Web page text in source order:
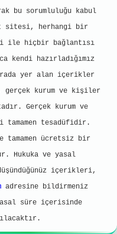
bu sorumluluğu kabul
sitesi, herhangi bir
ile hiçbir bağlantısı
kendi hazırladığımız
yer alan içerikler
gerçek kurum ve kişiler
Gerçek kurum ve
tesadüfidir.
tamamen ücretsiz bir
Hukuka ve yasal
içerikleri,
adresine bildirmeniz
süre içerisinde